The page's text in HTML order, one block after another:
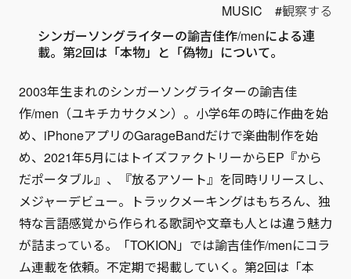
MUSIC
観察する
シンガーソングライターの諭吉佳作/menによる連
載。第2回は「本物」と「偽物」について。
2003年生まれのシンガーソングライターの諭吉佳
作/men（ユキチカサクメン）。小学6年の時に作曲を始
め、iPhoneアプリのGarageBandだけで楽曲制作を始
め、2021年5月にはトイズファクトリーからEP『から
だポータブル』、『放るアソート』を同時リリースし、
メジャーデビュー。トラックメーキングはもちろん、独
特な言語感覚から作られる歌詞や文章も人とは違う魅力
が詰まっている。「TOKION」では諭吉佳作/menにコラ
ム連載を依頼。不定期で掲載していく。第2回は「本